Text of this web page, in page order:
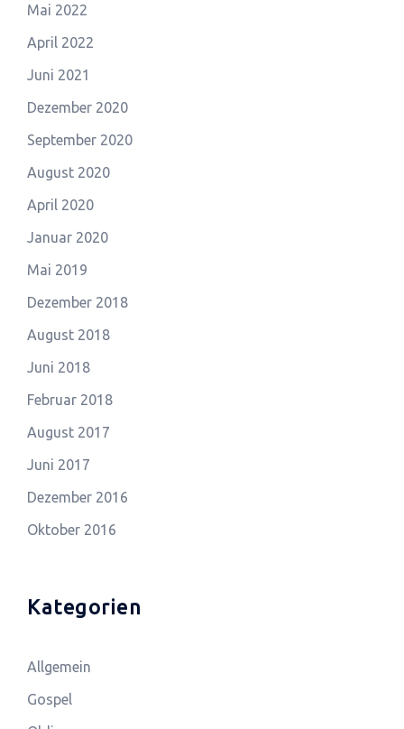
Mai 2022
April 2022
Juni 2021
Dezember 2020
September 2020
August 2020
April 2020
Januar 2020
Mai 2019
Dezember 2018
August 2018
Juni 2018
Februar 2018
August 2017
Juni 2017
Dezember 2016
Oktober 2016
Kategorien
Allgemein
Gospel